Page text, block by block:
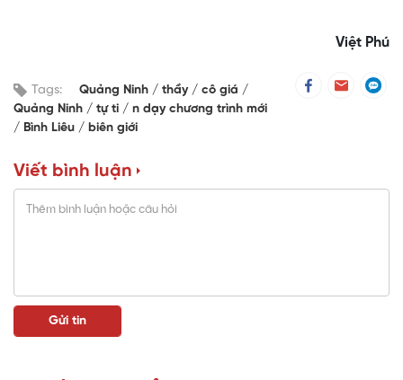
Việt Phú
Tags: Quảng Ninh thầy
cô giá
Quảng Ninh
tự ti
n dạy chương trình mới
Bình Liêu
biên giới
Viết bình luận